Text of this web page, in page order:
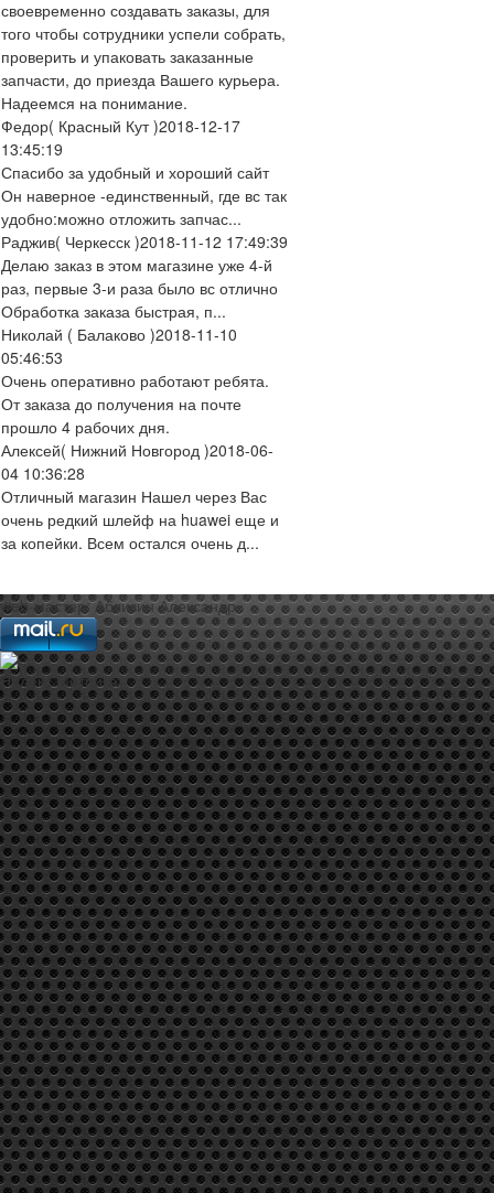
своевременно создавать заказы, для
того чтобы сотрудники успели собрать,
проверить и упаковать заказанные
запчасти, до приезда Вашего курьера.
Надеемся на понимание.
Федор( Красный Кут )2018-12-17
13:45:19
Спасибо за удобный и хороший сайт
Он наверное -единственный, где вс так
удобно:можно отложить запчас...
Раджив( Черкесск )2018-11-12 17:49:39
Делаю заказ в этом магазине уже 4-й
раз, первые 3-и раза было вс отлично
Обработка заказа быстрая, п...
Николай ( Балаково )2018-11-10
05:46:53
Очень оперативно работают ребята.
От заказа до получения на почте
прошло 4 рабочих дня.
Алексей( Нижний Новгород )2018-06-
04 10:36:28
Отличный магазин Нашел через Вас
очень редкий шлейф на huawei еще и
за копейки. Всем остался очень д...
web-мастер:Аблизин Александр